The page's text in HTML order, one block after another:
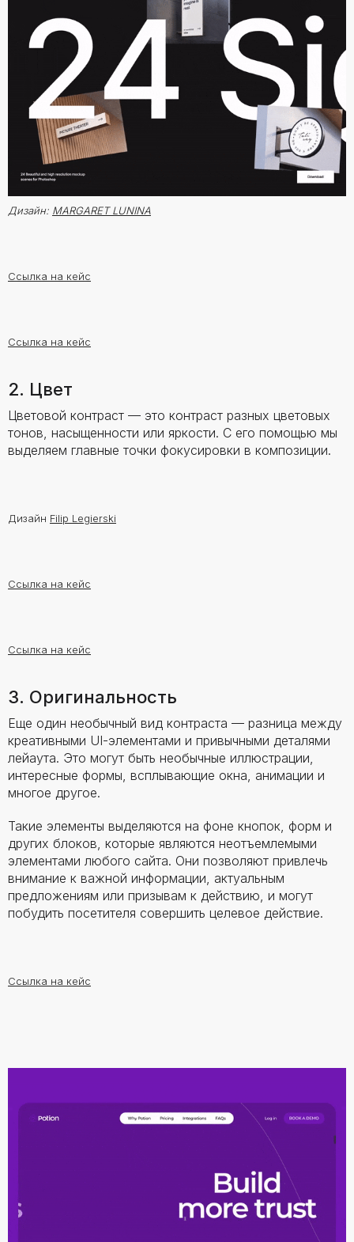
Дизайн: MARGARET LUNINA
Ссылка на кейс
Ссылка на кейс
2. Цвет
Цветовой контраст — это контраст разных цветовых
тонов, насыщенности или яркости. С его помощью мы
выделяем главные точки фокусировки в композиции.
Дизайн Filip Legierski
Ссылка на кейс
Ссылка на кейс
3. Оригинальность
Еще один необычный вид контраста — разница между
креативными UI-элементами и привычными деталями
лейаута. Это могут быть необычные иллюстрации,
интересные формы, всплывающие окна, анимации и
многое другое.
Такие элементы выделяются на фоне кнопок, форм и
других блоков, которые являются неотъемлемыми
элементами любого сайта. Они позволяют привлечь
внимание к важной информации, актуальным
предложениям или призывам к действию, и могут
побудить посетителя совершить целевое действие.
Ссылка на кейс